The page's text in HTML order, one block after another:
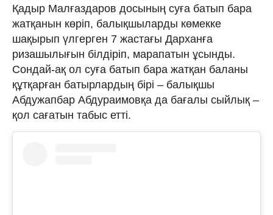
Қадыр Малғаздаров досының суға батып бара
жатқанын көріп, балықшыларды көмекке
шақырып үлгерген 7 жастағы Дарханға
ризашылығын білдіріп, марапатын ұсынды.
Сондай-ақ ол суға батып бара жатқан баланы
құтқарған батырлардың бірі – балықшы
Абдужапбар Абдураимовқа да бағалы сыйлық –
қол сағатын табыс етті.